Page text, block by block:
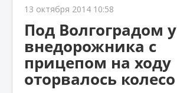
13 октября 2014 10:58
Под Волгоградом у
внедорожника с
прицепом на ходу
оторвалось колесо